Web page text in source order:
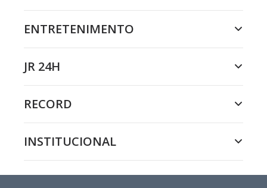
ENTRETENIMENTO
JR 24H
RECORD
INSTITUCIONAL